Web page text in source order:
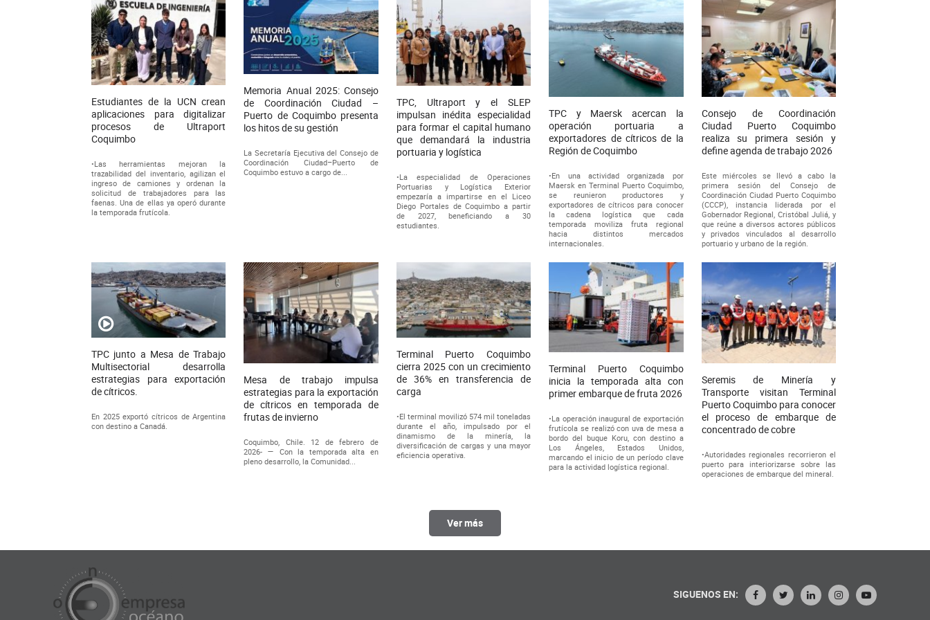
Estudiantes de la UCN crean
aplicaciones para digitalizar
procesos de Ultraport
Coquimbo
•Las herramientas mejoran la
trazabilidad del inventario, agilizan el
ingreso de camiones y ordenan la
solicitud de trabajadores para las
faenas. Una de ellas ya operó durante
la temporada frutícola.
Memoria Anual 2025: Consejo
de Coordinación Ciudad –
Puerto de Coquimbo presenta
los hitos de su gestión
La Secretaría Ejecutiva del Consejo de
Coordinación Ciudad–Puerto de
Coquimbo estuvo a cargo de...
TPC, Ultraport y el SLEP
impulsan inédita especialidad
para formar el capital humano
que demandará la industria
portuaria y logística
•La especialidad de Operaciones
Portuarias y Logística Exterior
empezaría a impartirse en el Liceo
Diego Portales de Coquimbo a partir
de 2027, beneficiando a 30
estudiantes.
TPC y Maersk acercan la
operación portuaria a
exportadores de cítricos de la
Región de Coquimbo
•En una actividad organizada por
Maersk en Terminal Puerto Coquimbo,
se reunieron productores y
exportadores de cítricos para conocer
la cadena logística que cada
temporada moviliza fruta regional
hacia distintos mercados
internacionales.
Consejo de Coordinación
Ciudad Puerto Coquimbo
realiza su primera sesión y
define agenda de trabajo 2026
Este miércoles se llevó a cabo la
primera sesión del Consejo de
Coordinación Ciudad Puerto Coquimbo
(CCCP), instancia liderada por el
Gobernador Regional, Cristóbal Juliá, y
que reúne a diversos actores públicos
y privados vinculados al desarrollo
portuario y urbano de la región.
TPC junto a Mesa de Trabajo
Multisectorial desarrolla
estrategias para exportación
de cítricos.
En 2025 exportó cítricos de Argentina
con destino a Canadá.
Mesa de trabajo impulsa
estrategias para la exportación
de cítricos en temporada de
frutas de invierno
Coquimbo, Chile. 12 de febrero de
2026- — Con la temporada alta en
pleno desarrollo, la Comunidad...
Terminal Puerto Coquimbo
cierra 2025 con un crecimiento
de 36% en transferencia de
carga
•El terminal movilizó 574 mil toneladas
durante el año, impulsado por el
dinamismo de la minería, la
diversificación de cargas y una mayor
eficiencia operativa.
Terminal Puerto Coquimbo
inicia la temporada alta con
primer embarque de fruta 2026
•La operación inaugural de exportación
frutícola se realizó con uva de mesa a
bordo del buque Koru, con destino a
Los Ángeles, Estados Unidos,
marcando el inicio de un período clave
para la actividad logística regional.
Seremis de Minería y
Transporte visitan Terminal
Puerto Coquimbo para conocer
el proceso de embarque de
concentrado de cobre
•Autoridades regionales recorrieron el
puerto para interiorizarse sobre las
operaciones de embarque del mineral.
Ver más
SIGUENOS EN: